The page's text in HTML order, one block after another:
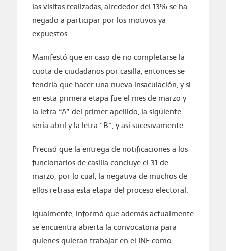
las visitas realizadas, alrededor del 13% se ha
negado a participar por los motivos ya
expuestos.
Manifestó que en caso de no completarse la
cuota de ciudadanos por casilla, entonces se
tendría que hacer una nueva insaculación, y si
en esta primera etapa fue el mes de marzo y
la letra “A” del primer apellido, la siguiente
sería abril y la letra “B”, y así sucesivamente.
Precisó que la entrega de notificaciones a los
funcionarios de casilla concluye el 31 de
marzo, por lo cual, la negativa de muchos de
ellos retrasa esta etapa del proceso electoral.
Igualmente, informó que además actualmente
se encuentra abierta la convocatoria para
quienes quieran trabajar en el INE como